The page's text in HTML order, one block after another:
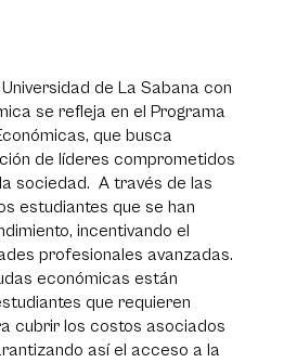
de La Sabana con
se refleja en el Programa
que busca
de líderes comprometidos
sociedad. A través de las
estudiantes que se han
incentivando el
profesionales avanzadas.
económicas están
que requieren
cubrir los costos asociados
así el acceso a la